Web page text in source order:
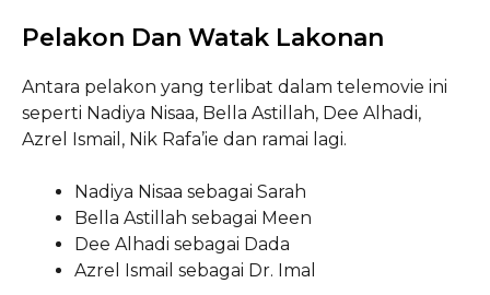
Pelakon Dan Watak Lakonan
Antara pelakon yang terlibat dalam telemovie ini
seperti Nadiya Nisaa, Bella Astillah, Dee Alhadi,
Azrel Ismail, Nik Rafa’ie dan ramai lagi.
Nadiya Nisaa sebagai Sarah
Bella Astillah sebagai Meen
Dee Alhadi sebagai Dada
Azrel Ismail sebagai Dr. Imal